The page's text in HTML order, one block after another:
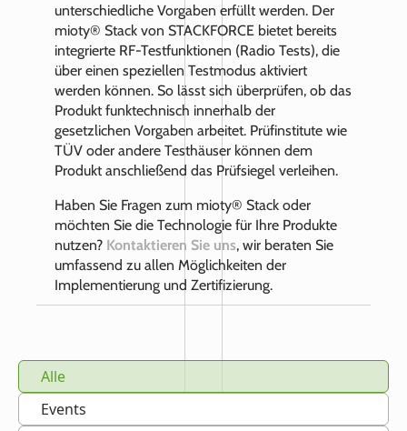
unterschiedliche Vorgaben erfüllt werden. Der
mioty® Stack von STACKFORCE bietet bereits
integrierte RF-Testfunktionen (Radio Tests), die
über einen speziellen Testmodus aktiviert
werden können. So lässt sich überprüfen, ob das
Produkt funktechnisch innerhalb der
gesetzlichen Vorgaben arbeitet. Prüfinstitute wie
TÜV oder andere Testhäuser können dem
Produkt anschließend das Prüfsiegel verleihen.
Haben Sie Fragen zum mioty® Stack oder
möchten Sie die Technologie für Ihre Produkte
nutzen? Kontaktieren Sie uns, wir beraten Sie
umfassend zu allen Möglichkeiten der
Implementierung und Zertifizierung.
Events
Alle